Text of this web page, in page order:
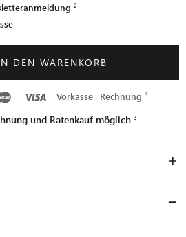
DEN WARENKORB
Vorkasse Rechnung
und Ratenkauf möglich